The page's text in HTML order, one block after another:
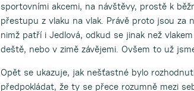
sportovními akcemi, na návštěvy, prostě k
přestupu z vlaku na vlak. Právě proto jsou za
nimž patří i Jedlová, odkud se jinak než
deště, nebo v zimě závějemi. Ovšem to už
Opět se ukazuje, jak nešťastné bylo
předpokládat, že ty se přece rozumně mezi